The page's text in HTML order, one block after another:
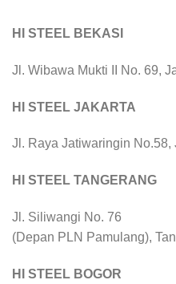
HI STEEL BEKASI
Jl. Wibawa Mukti II No. 69,
HI STEEL JAKARTA
Jl. Raya Jatiwaringin
HI STEEL TANGERANG
Jl. Siliwangi No. 76
(Depan PLN Pamulang),
HI STEEL BOGOR